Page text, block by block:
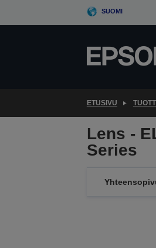
SUOMI
ETUSIVU
Lens -
Series